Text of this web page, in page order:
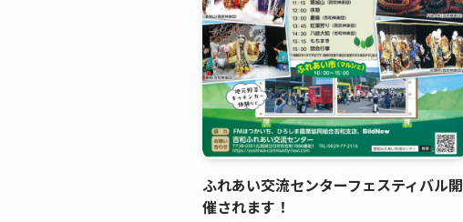
ふれあい交流センターフェスティバル開
催されます！